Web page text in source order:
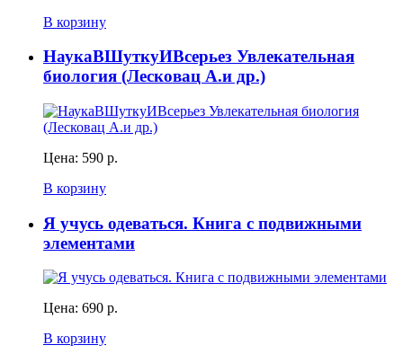
В корзину
НаукаВШуткуИВсерьез Увлекательная
биология (Лесковац А.и др.)
Цена: 590 р.
В корзину
Я учусь одеваться. Книга с подвижными
элементами
Цена: 690 р.
В корзину